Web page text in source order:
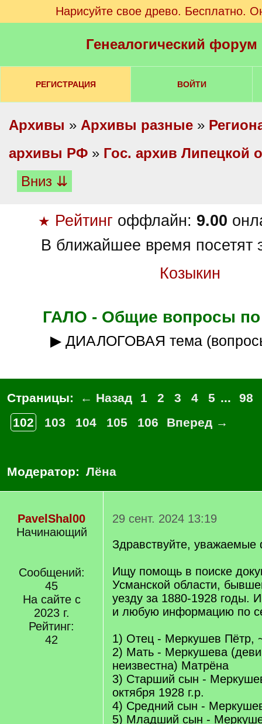
Нарисуйте свое древо. Бесплатно.
Генеалогический
РЕГИСТРАЦИЯ ВОЙТИ
Архивы » Архивы разные »
архивы РФ » Гос. архив Липецкой
Вниз ⇊
★ Рейтинг оффлайн: 9.00
В ближайшее время посетят
Козыкин
ГАЛО - Общие вопросы по
▶ ДИАЛОГОВАЯ тема
Страницы: ← Назад 1 2 3 4 5 ...
98
102
103 104 105 106 Вперед →
Модератор: Лёна
PavelShal00
Начинающий
Сообщений:
45
На сайте с
2023 г.
Рейтинг:
42
29 сент. 2024 13:19
Здравствуйте, уважаемые
Ищу помощь в поиске
Усманской области,
уезду за 1880-1928 годы.
и любую информацию по
1) Отец - Меркушев Пётр,
2) Мать - Меркушева
неизвестна) Матрёна
3) Старший сын -
октября 1928 г.р.
4) Средний сын -
5) Младший сын -